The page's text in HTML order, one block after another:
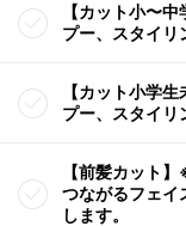
【カット小〜
プー、スタイリ
【カット小学
プー、スタイリ
【前髪カット
つながるフェイ
します。